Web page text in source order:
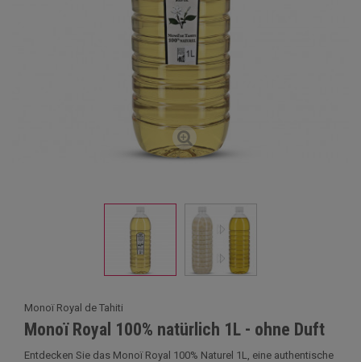
Monoï Royal de Tahiti
Monoï Royal 100% natürlich 1L - ohne Duft
Entdecken Sie das Monoï Royal 100% Naturel 1L, eine authentische